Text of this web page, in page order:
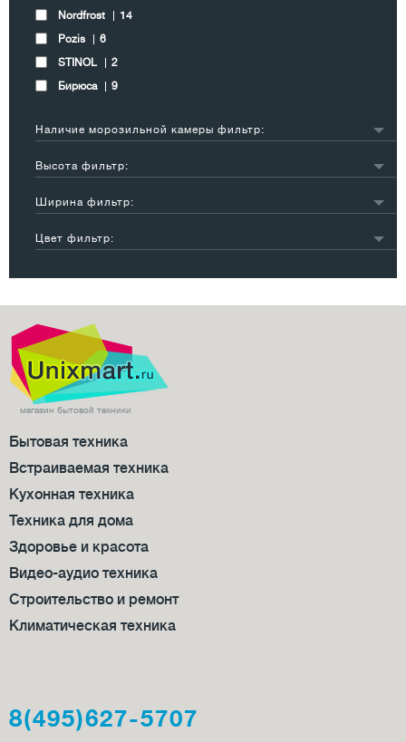
Nordfrost
14
Pozis
6
STINOL
2
Бирюса
9
Наличие морозильной камеры фильтр:
нет
5
Высота фильтр:
150-169 см
4
185-195 см
Ширина фильтр:
46-53 см
28
Цвет фильтр:
бежевый
3
черный
красный
3
магазин бытовой техники
Бытовая техника
Встраиваемая техника
Кухонная техника
Техника для дома
Здоровье и красота
Видео-аудио техника
Строительство и ремонт
Климатическая техника
8(495)627-5707